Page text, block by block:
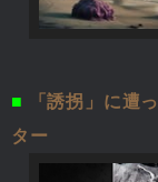
■
「誘拐」に遭
ター